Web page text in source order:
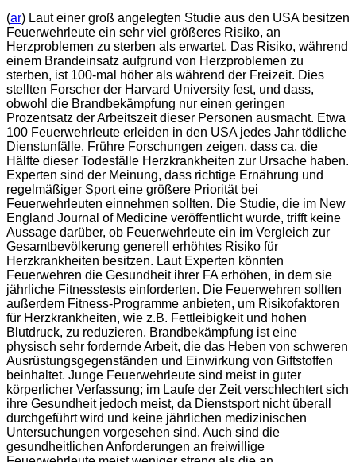
(ar) Laut einer groß angelegten Studie aus den USA besitzen
Feuerwehrleute ein sehr viel größeres Risiko, an
Herzproblemen zu sterben als erwartet. Das Risiko, während
einem Brandeinsatz aufgrund von Herzproblemen zu
sterben, ist 100-mal höher als während der Freizeit. Dies
stellten Forscher der Harvard University fest, und dass,
obwohl die Brandbekämpfung nur einen geringen
Prozentsatz der Arbeitszeit dieser Personen ausmacht. Etwa
100 Feuerwehrleute erleiden in den USA jedes Jahr tödliche
Dienstunfälle. Frühre Forschungen zeigen, dass ca. die
Hälfte dieser Todesfälle Herzkrankheiten zur Ursache haben.
Experten sind der Meinung, dass richtige Ernährung und
regelmäßiger Sport eine größere Priorität bei
Feuerwehrleuten einnehmen sollten. Die Studie, die im New
England Journal of Medicine veröffentlicht wurde, trifft keine
Aussage darüber, ob Feuerwehrleute ein im Vergleich zur
Gesamtbevölkerung generell erhöhtes Risiko für
Herzkrankheiten besitzen. Laut Experten könnten
Feuerwehren die Gesundheit ihrer FA erhöhen, in dem sie
jährliche Fitnesstests einforderten. Die Feuerwehren sollten
außerdem Fitness-Programme anbieten, um Risikofaktoren
für Herzkrankheiten, wie z.B. Fettleibigkeit und hohen
Blutdruck, zu reduzieren. Brandbekämpfung ist eine
physisch sehr fordernde Arbeit, die das Heben von schweren
Ausrüstungsgegenständen und Einwirkung von Giftstoffen
beinhaltet. Junge Feuerwehrleute sind meist in guter
körperlicher Verfassung; im Laufe der Zeit verschlechtert sich
ihre Gesundheit jedoch meist, da Dienstsport nicht überall
durchgeführt wird und keine jährlichen medizinischen
Untersuchungen vorgesehen sind. Auch sind die
gesundheitlichen Anforderungen an freiwillige